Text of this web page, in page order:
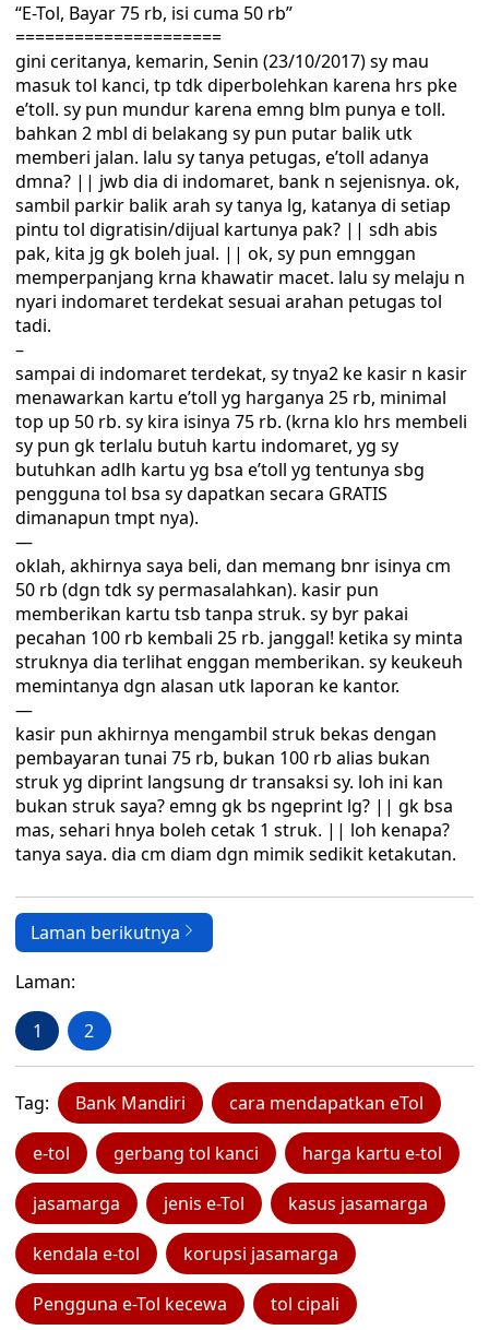
“E-Tol, Bayar 75 rb, isi cuma 50 rb”
=====================
gini ceritanya, kemarin, Senin (23/10/2017) sy mau
masuk tol kanci, tp tdk diperbolehkan karena hrs pke
e’toll. sy pun mundur karena emng blm punya e toll.
bahkan 2 mbl di belakang sy pun putar balik utk
memberi jalan. lalu sy tanya petugas, e’toll adanya
dmna? || jwb dia di indomaret, bank n sejenisnya. ok,
sambil parkir balik arah sy tanya lg, katanya di setiap
pintu tol digratisin/dijual kartunya pak? || sdh abis
pak, kita jg gk boleh jual. || ok, sy pun emnggan
memperpanjang krna khawatir macet. lalu sy melaju n
nyari indomaret terdekat sesuai arahan petugas tol
tadi.
–
sampai di indomaret terdekat, sy tnya2 ke kasir n kasir
menawarkan kartu e’toll yg harganya 25 rb, minimal
top up 50 rb. sy kira isinya 75 rb. (krna klo hrs membeli
sy pun gk terlalu butuh kartu indomaret, yg sy
butuhkan adlh kartu yg bsa e’toll yg tentunya sbg
pengguna tol bsa sy dapatkan secara GRATIS
dimanapun tmpt nya).
—
oklah, akhirnya saya beli, dan memang bnr isinya cm
50 rb (dgn tdk sy permasalahkan). kasir pun
memberikan kartu tsb tanpa struk. sy byr pakai
pecahan 100 rb kembali 25 rb. janggal! ketika sy minta
struknya dia terlihat enggan memberikan. sy keukeuh
memintanya dgn alasan utk laporan ke kantor.
—
kasir pun akhirnya mengambil struk bekas dengan
pembayaran tunai 75 rb, bukan 100 rb alias bukan
struk yg diprint langsung dr transaksi sy. loh ini kan
bukan struk saya? emng gk bs ngeprint lg? || gk bsa
mas, sehari hnya boleh cetak 1 struk. || loh kenapa?
tanya saya. dia cm diam dgn mimik sedikit ketakutan.
Laman berikutnya
Laman:
1 2
Tag: Bank Mandiri cara mendapatkan eTol
e-tol gerbang tol kanci harga kartu e-tol
jasamarga jenis e-Tol kasus jasamarga
kendala e-tol korupsi jasamarga
Pengguna e-Tol kecewa tol cipali